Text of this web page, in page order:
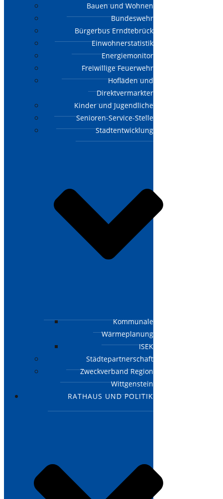
Bauen und Wohnen
Bundeswehr
Bürgerbus Erndtebrück
Einwohnerstatistik
Energiemonitor
Freiwillige Feuerwehr
Hofläden und
Direktvermarkter
Kinder und Jugendliche
Senioren-Service-Stelle
Stadtentwicklung
Kommunale
Wärmeplanung
ISEK
Städtepartnerschaft
Zweckverband Region
Wittgenstein
RATHAUS UND POLITIK